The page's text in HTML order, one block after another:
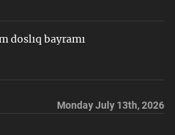
doslıq bayramı
Monday July 13th, 2026